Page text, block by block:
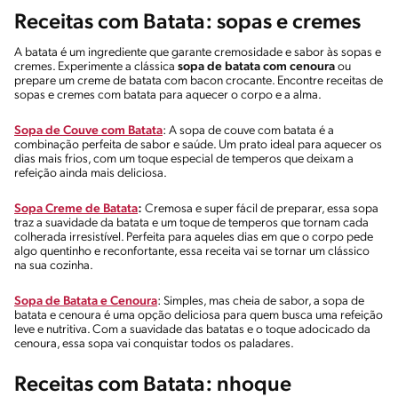
Receitas com Batata: sopas e cremes
A batata é um ingrediente que garante cremosidade e sabor às sopas e
cremes. Experimente a clássica sopa de batata com cenoura ou
prepare um creme de batata com bacon crocante. Encontre receitas de
sopas e cremes com batata para aquecer o corpo e a alma.
Sopa de Couve com Batata: A sopa de couve com batata é a
combinação perfeita de sabor e saúde. Um prato ideal para aquecer os
dias mais frios, com um toque especial de temperos que deixam a
refeição ainda mais deliciosa.
Sopa Creme de Batata: Cremosa e super fácil de preparar, essa sopa
traz a suavidade da batata e um toque de temperos que tornam cada
colherada irresistível. Perfeita para aqueles dias em que o corpo pede
algo quentinho e reconfortante, essa receita vai se tornar um clássico
na sua cozinha.
Sopa de Batata e Cenoura: Simples, mas cheia de sabor, a sopa de
batata e cenoura é uma opção deliciosa para quem busca uma refeição
leve e nutritiva. Com a suavidade das batatas e o toque adocicado da
cenoura, essa sopa vai conquistar todos os paladares.
Receitas com Batata: nhoque